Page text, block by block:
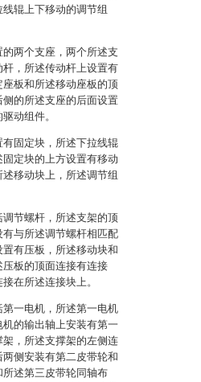
辊上下移动的调节组
两个支座，两个所述支
，所述传动杆上设置有
板和所述移动座板的顶
的所述支座的后面设置
动组件。
固定块，所述下拉线辊
定块的上方设置有移动
移动块上，所述调节组
节螺杆，所述支架的顶
与所述调节螺杆相匹配
有压板，所述移动块和
板的顶面连接有连接
在所述连接块上。
一电机，所述第一电机
的输出轴上安装有第一
，所述支撑架的左侧连
侧安装有第二皮带轮和
述第三皮带轮同轴布